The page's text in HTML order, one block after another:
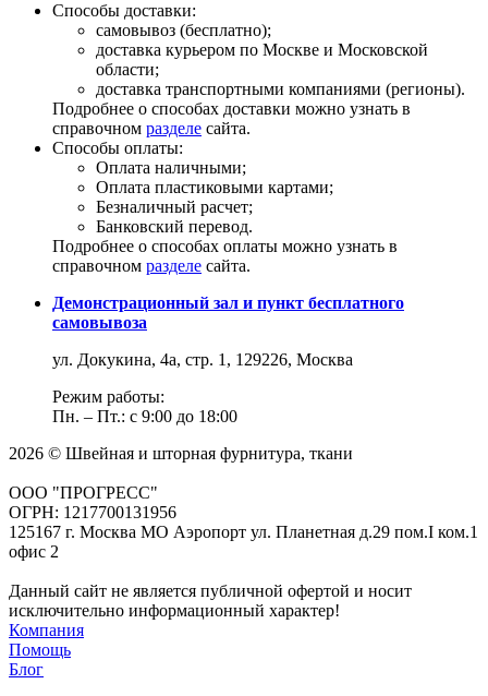
Способы доставки:
самовывоз (бесплатно);
доставка курьером по Москве и Московской
области;
доставка транспортными компаниями (регионы).
Подробнее о способах доставки можно узнать в
справочном разделе сайта.
Способы оплаты:
Оплата наличными;
Оплата пластиковыми картами;
Безналичный расчет;
Банковский перевод.
Подробнее о способах оплаты можно узнать в
справочном разделе сайта.
Демонстрационный зал и пункт бесплатного
самовывоза
ул. Докукина, 4а, стр. 1, 129226, Москва
Режим работы:
Пн. – Пт.: с 9:00 до 18:00
2026 © Швейная и шторная фурнитура, ткани
ООО "ПРОГРЕСС"
ОГРН: 1217700131956
125167 г. Москва МО Аэропорт ул. Планетная д.29 пом.I ком.1
офис 2
Данный сайт не является публичной офертой и носит
исключительно информационный характер!
Компания
Помощь
Блог